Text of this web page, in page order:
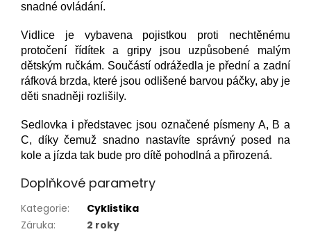
snadné ovládání.
Vidlice je vybavena pojistkou proti nechtěnému
protočení řídítek a gripy jsou uzpůsobené malým
dětským ručkám. Součástí odrážedla je přední a zadní
ráfková brzda, které jsou odlišené barvou páčky, aby je
děti snadněji rozlišily.
Sedlovka i představec jsou označené písmeny A, B a
C, díky čemuž snadno nastavíte správný posed na
kole a jízda tak bude pro dítě pohodlná a přirozená.
Doplňkové parametry
Kategorie:
Cyklistika
Záruka:
2 roky